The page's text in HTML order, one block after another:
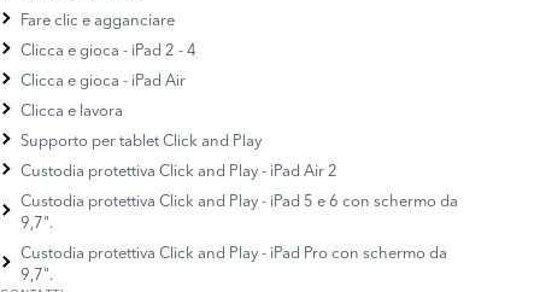
Fare clic e agganciare
Clicca e gioca - iPad 2 - 4
Clicca e gioca - iPad Air
Clicca e lavora
Supporto per tablet Click and Play
Custodia protettiva Click and Play - iPad Air 2
Custodia protettiva Click and Play - iPad 5 e 6 con schermo da
9,7".
Custodia protettiva Click and Play - iPad Pro con schermo da
9,7".